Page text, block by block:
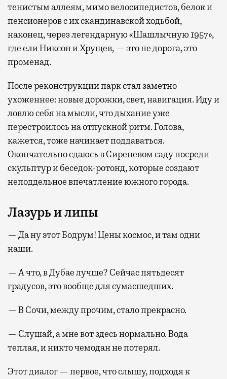
тенистым аллеям, мимо велосипедистов, белок и
пенсионеров с их скандинавской ходьбой,
наконец, через легендарную «Шашлычную 1957»,
где ели Никсон и Хрущев, — это не дорога, это
променад.
После реконструкции парк стал заметно
ухоженнее: новые дорожки, свет, навигация. Иду и
ловлю себя на мысли, что дыхание уже
перестроилось на отпускной ритм. Голова,
кажется, тоже начинает поддаваться.
Окончательно сдаюсь в Сиреневом саду посреди
скульптур и беседок-ротонд, которые создают
неподдельное впечатление южного города.
Лазурь и липы
— Да ну этот Бодрум! Цены космос, и там одни
наши.
— А что, в Дубае лучше? Сейчас пятьдесят
градусов, это вообще для сумасшедших.
— В Сочи, между прочим, стало прекрасно.
— Слушай, а мне вот здесь нормально. Вода
теплая, и никто чемодан не потерял.
Этот диалог — первое, что слышу, подходя к